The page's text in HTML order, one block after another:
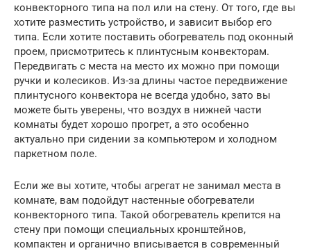
конвекторного типа на пол или на стену. От того, где вы
хотите разместить устройство, и зависит выбор его
типа. Если хотите поставить обогреватель под оконный
проем, присмотритесь к плинтусным конвекторам.
Передвигать с места на место их можно при помощи
ручки и колесиков. Из-за длины частое передвижение
плинтусного конвектора не всегда удобно, зато вы
можете быть уверены, что воздух в нижней части
комнаты будет хорошо прогрет, а это особенно
актуально при сидении за компьютером и холодном
паркетном поле.
Если же вы хотите, чтобы агрегат не занимал места в
комнате, вам подойдут настенные обогреватели
конвекторного типа. Такой обогреватель крепится на
стену при помощи специальных кронштейнов,
компактен и органично вписывается в современный